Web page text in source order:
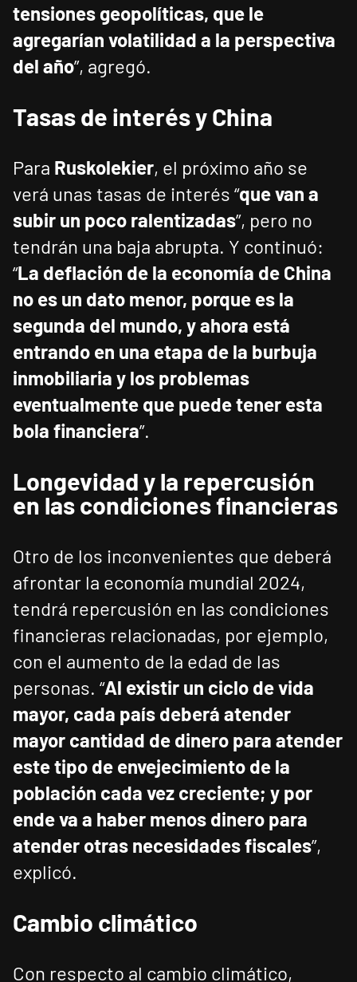
tensiones geopolíticas, que le
agregarían volatilidad a la perspectiva
del año”, agregó.
Tasas de interés y China
Para Ruskolekier, el próximo año se
verá unas tasas de interés “que van a
subir un poco ralentizadas”, pero no
tendrán una baja abrupta. Y continuó:
“La deflación de la economía de China
no es un dato menor, porque es la
segunda del mundo, y ahora está
entrando en una etapa de la burbuja
inmobiliaria y los problemas
eventualmente que puede tener esta
bola financiera”.
Longevidad y la repercusión
en las condiciones financieras
Otro de los inconvenientes que deberá
afrontar la economía mundial 2024,
tendrá repercusión en las condiciones
financieras relacionadas, por ejemplo,
con el aumento de la edad de las
personas. “Al existir un ciclo de vida
mayor, cada país deberá atender
mayor cantidad de dinero para atender
este tipo de envejecimiento de la
población cada vez creciente; y por
ende va a haber menos dinero para
atender otras necesidades fiscales”,
explicó.
Cambio climático
Con respecto al cambio climático,